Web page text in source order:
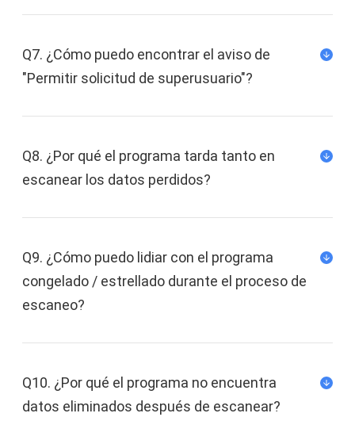
teléfono a la tarjeta SD e incluso eliminar las
aplicaciones preinstaladas para liberar más
Evita automáticamente que las aplicaciones se
Después de rootear, puedes descargar
Q7. ¿Cómo puedo encontrar el aviso de
"Permitir solicitud de superusuario"?
Q8. ¿Por qué el programa tarda tanto en
escanear los datos perdidos?
Q9. ¿Cómo puedo lidiar con el programa
congelado / estrellado durante el proceso de
escaneo?
Q10. ¿Por qué el programa no encuentra
datos eliminados después de escanear?